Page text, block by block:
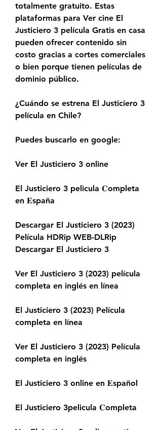
totalmente gratuito. Estas
plataformas para Ver cine El
Justiciero 3 película Gratis en casa
pueden ofrecer contenido sin
costo gracias a cortes comerciales
o bien porque tienen películas de
dominio público.
¿Cuándo se estrena El Justiciero 3
película en Chile?
Puedes buscarlo en google:
Ver El Justiciero 3 online
El Justiciero 3 pelicula 𝐂ompleta
en 𝐄spaña
Descargar El Justiciero 3 (2023)
Película HDRip WEB-DLRip
Descargar El Justiciero 3
Ver El Justiciero 3 (2023) película
completa en inglés en línea
El Justiciero 3 (2023) Película
completa en línea
Ver El Justiciero 3 (2023) Película
completa en inglés
El Justiciero 3 online en 𝐄spañol
El Justiciero 3pelicula 𝐂ompleta